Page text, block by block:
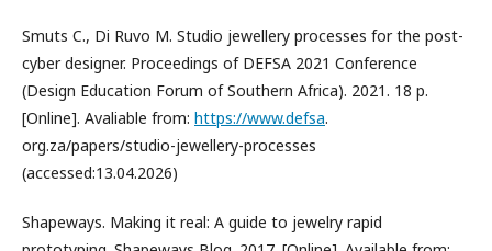
Smuts C., Di Ruvo M. Studio jewellery processes for the post-
cyber designer. Proceedings of DEFSA 2021 Conference
(Design Education Forum of Southern Africa). 2021. 18 p.
[Online]. Avaliable from: https://www.defsa.
org.za/papers/studio-jewellery-processes
(accessed:13.04.2026)
Shapeways. Making it real: A guide to jewelry rapid